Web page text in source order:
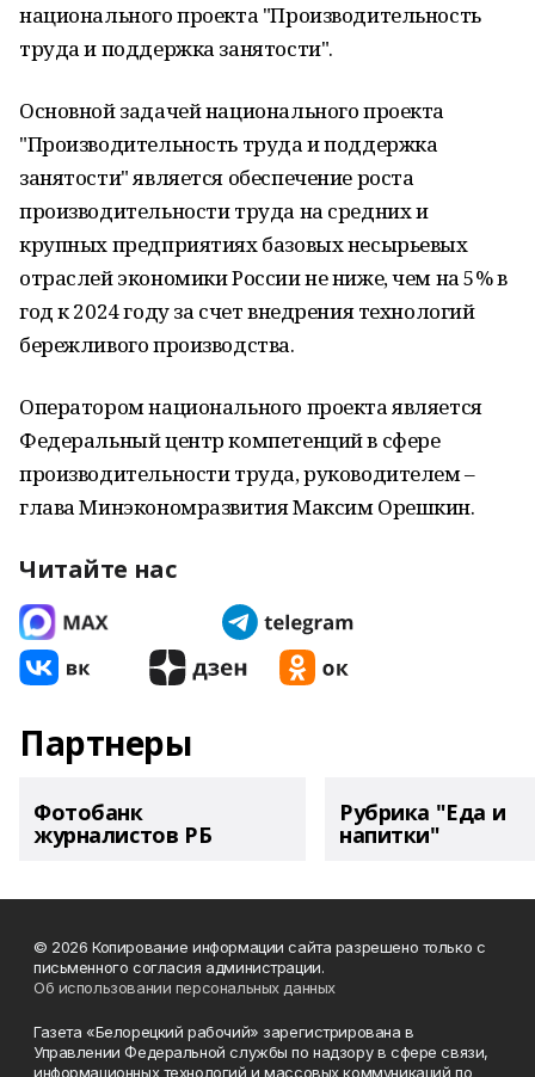
национального проекта "Производительность
труда и поддержка занятости".
Основной задачей национального проекта
"Производительность труда и поддержка
занятости" является обеспечение роста
производительности труда на средних и
крупных предприятиях базовых несырьевых
отраслей экономики России не ниже, чем на 5% в
год к 2024 году за счет внедрения технологий
бережливого производства.
Оператором национального проекта является
Федеральный центр компетенций в сфере
производительности труда, руководителем –
глава Минэкономразвития Максим Орешкин.
Читайте нас
Партнеры
Фотобанк
журналистов РБ
Рубрика "Еда и
напитки"
© 2026 Копирование информации сайта разрешено только с
письменного согласия администрации.
Об использовании персональных данных
Газета «Белорецкий рабочий» зарегистрирована в
Управлении Федеральной службы по надзору в сфере связи,
информационных технологий и массовых коммуникаций по